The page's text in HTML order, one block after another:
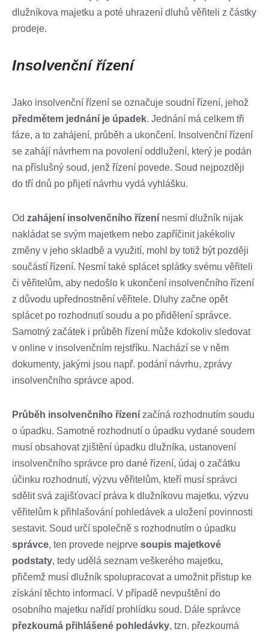
dlužníkova majetku a poté uhrazení dluhů věřiteli z částky
prodeje.
Insolvenční řízení
Jako insolvenční řízení se označuje soudní řízení, jehož
předmětem jednání je úpadek. Jednání má celkem tři
fáze, a to zahájení, průběh a ukončení. Insolvenční řízení
se zahájí návrhem na povolení oddlužení, který je podán
na příslušný soud, jenž řízení povede. Soud nejpozději
do tří dnů po přijetí návrhu vydá vyhlášku.
Od zahájení insolvenčního řízení nesmí dlužník nijak
nakládat se svým majetkem nebo zapříčinit jakékoliv
změny v jeho skladbě a využití, mohl by totiž být později
součástí řízení. Nesmí také splácet splátky svému věřiteli
či věřitelům, aby nedošlo k ukončení insolvenčního řízení
z důvodu upřednostnění věřitele. Dluhy začne opět
splácet po rozhodnutí soudu a po přidělení správce.
Samotný začátek i průběh řízení může kdokoliv sledovat
v online v insolvenčním rejstříku. Nachází se v něm
dokumenty, jakými jsou např. podání návrhu, zprávy
insolvenčního správce apod.
Průběh insolvenčního řízení začíná rozhodnutím soudu
o úpadku. Samotné rozhodnutí o úpadku vydané soudem
musí obsahovat zjištění úpadku dlužníka, ustanovení
insolvenčního správce pro dané řízení, údaj o začátku
účinku rozhodnutí, výzvu věřitelům, kteří musí správci
sdělit svá zajišťovací práva k dlužníkovu majetku, výzvu
věřitelům k přihlašování pohledávek a uložení povinnosti
sestavit. Soud určí společně s rozhodnutím o úpadku
správce, ten provede nejprve soupis majetkové
podstaty, tedy udělá seznam veškerého majetku,
přičemž musí dlužník spolupracovat a umožnit přístup ke
získání těchto informací. V případě nevpuštění do
osobního majetku nařídí prohlídku soud. Dále správce
přezkoumá přihlášené pohledávky, tzn. přezkoumá